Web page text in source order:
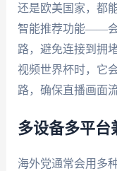
还是欧美国家，都
智能推荐功能——会
路，避免连接到拥
视频世界杯时，它
路，确保直播画面
多设备多平台
海外党通常会用多